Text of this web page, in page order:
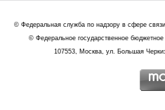
© Федеральная служба по надзору в сфере
© Федеральное государственное
107553, Москва, ул. Большая